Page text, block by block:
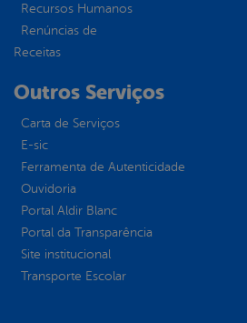
Recursos Humanos
Renúncias de
Receitas
Outros Serviços
Carta de Serviços
E-sic
Ferramenta de Autenticidade
Ouvidoria
Portal Aldir Blanc
Portal da Transparência
Site institucional
Transporte Escolar